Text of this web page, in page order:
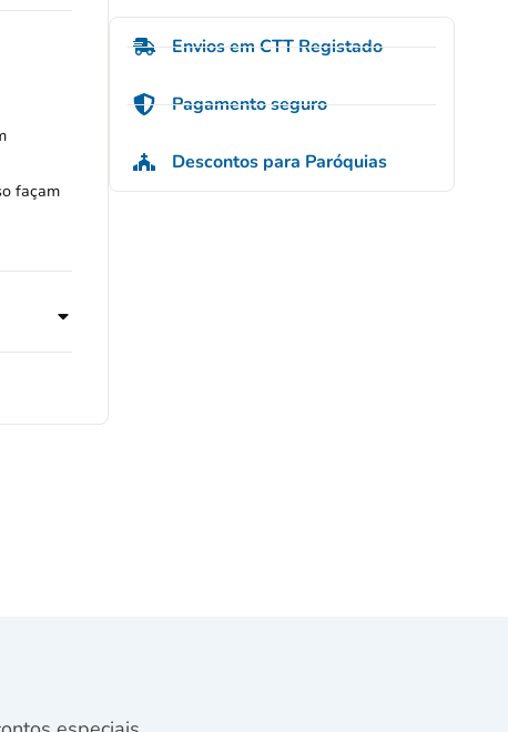
façam
Envios em CTT Registado
Pagamento seguro
Descontos para Paróquias